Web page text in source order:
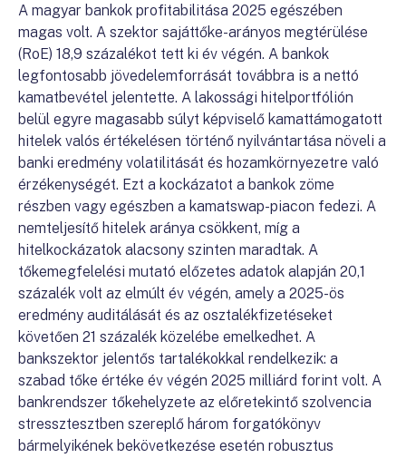
A magyar bankok profitabilitása 2025 egészében
magas volt. A szektor sajáttőke-arányos megtérülése
(RoE) 18,9 százalékot tett ki év végén. A bankok
legfontosabb jövedelemforrását továbbra is a nettó
kamatbevétel jelentette. A lakossági hitelportfólión
belül egyre magasabb súlyt képviselő kamattámogatott
hitelek valós értékelésen történő nyilvántartása növeli a
banki eredmény volatilitását és hozamkörnyezetre való
érzékenységét. Ezt a kockázatot a bankok zöme
részben vagy egészben a kamatswap-piacon fedezi. A
nemteljesítő hitelek aránya csökkent, míg a
hitelkockázatok alacsony szinten maradtak. A
tőkemegfelelési mutató előzetes adatok alapján 20,1
százalék volt az elmúlt év végén, amely a 2025-ös
eredmény auditálását és az osztalékfizetéseket
követően 21 százalék közelébe emelkedhet. A
bankszektor jelentős tartalékokkal rendelkezik: a
szabad tőke értéke év végén 2025 milliárd forint volt. A
bankrendszer tőkehelyzete az előretekintő szolvencia
stressztesztben szereplő három forgatókönyv
bármelyikének bekövetkezése esetén robusztus